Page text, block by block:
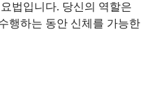
법입니다. 당신의 역할은
행하는 동안 신체를 가능한